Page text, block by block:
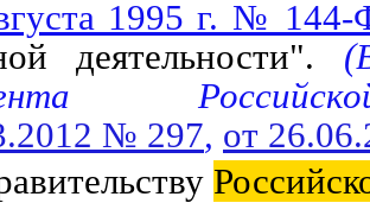
1995 г. № 144-
деятельности".
№ 297, от